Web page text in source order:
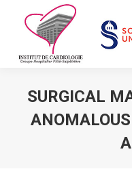
SURGICAL